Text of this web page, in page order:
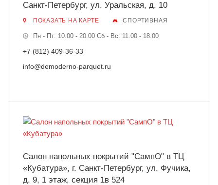
Санкт-Петербург, ул. Уральская, д. 10
ПОКАЗАТЬ НА КАРТЕ СПОРТИВНАЯ
Пн - Пт: 10.00 - 20.00 Сб - Вс: 11.00 - 18.00
+7 (812) 409-36-33
info@demoderno-parquet.ru
Салон напольных покрытий "СампО" в ТЦ
«Кубатура», г. Санкт-Петербург, ул. Фучика,
д. 9, 1 этаж, секция 1в 524